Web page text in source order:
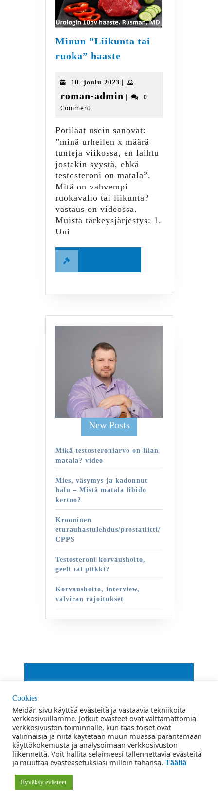
Minun ”Liikunta tai
ruoka” haasteMinun
ruoka”
haaste
10. joulu 202310.
2023
|
roman-admin roman-
|
0
Comment
Potilaat usein sanovat:
”minä urheilen x määrä
tunteja viikossa, en laihtu
jostakin syystä, ehkä
testosteroni on matala”.
Mitä on vahvempi
ruokavalio tai liikunta?
vastaus on videossa.
Muista tärkeysjärjestys: 1.
Uni
More
New Posts
Mikä testosteroniarvo on liian
matala? video
Mies, väsymys ja kadonnut
halu – Mistä matala libido
kertoo?
Krooninen
eturauhastulehdus/prostatiitti/
CPPS
Testosteroni korvaushoito,
geeli tai piikki?
Korvaushoito, interview,
valviran rajoitukset
Up
Ehdot ja edellytykset
Tietosuojaseloste
Cookies
Meidän sivu käyttää evästeitä ja vastaavia tekniikoita
verkkosivuillamme. Jotkut evästeet ovat välttämättömiä
verkkosivuston toiminnalle, kun taas toiset ovat
valinnaisia ​​ja niitä käytetään muun muassa parantamaan
käyttökokemusta ja analysoimaan verkkosivuston
liikennettä. Voit hallita selaimeesi tallennettavia evästeitä
ja muuttaa evästeasetuksiasi milloin tahansa. Täältä
Hyväksy evästeet